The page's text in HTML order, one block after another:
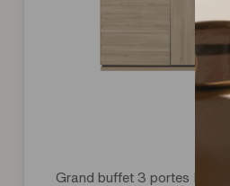
Grand buffet 3 portes Natura